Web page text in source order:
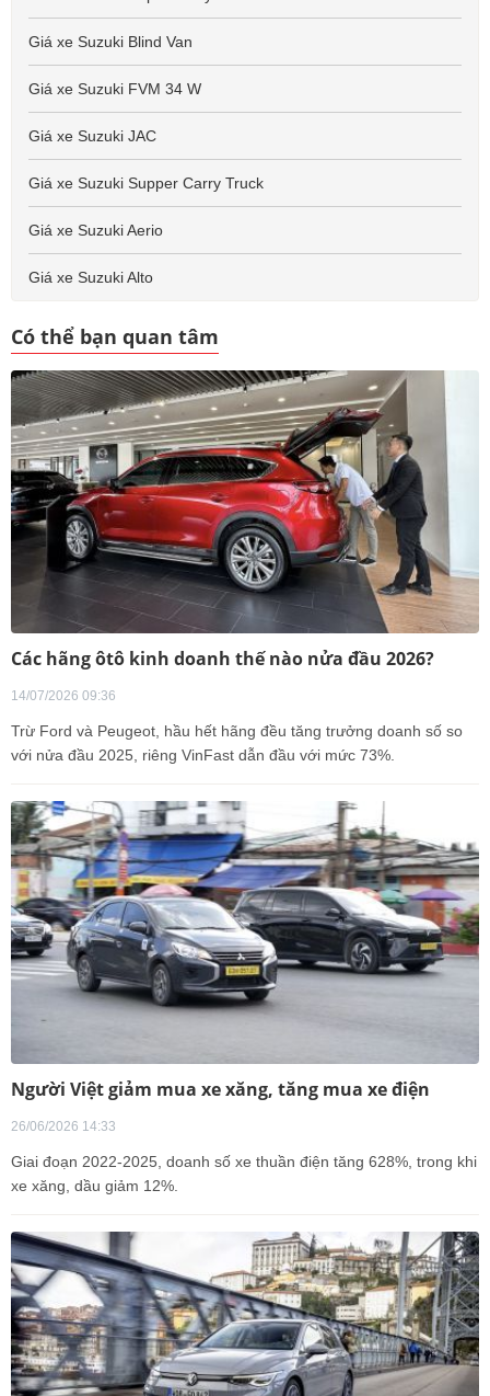
Giá xe Suzuki Blind Van
Giá xe Suzuki FVM 34 W
Giá xe Suzuki JAC
Giá xe Suzuki Supper Carry Truck
Giá xe Suzuki Aerio
Giá xe Suzuki Alto
Có thể bạn quan tâm
Các hãng ôtô kinh doanh thế nào nửa đầu 2026?
14/07/2026 09:36
Trừ Ford và Peugeot, hầu hết hãng đều tăng trưởng doanh số so
với nửa đầu 2025, riêng VinFast dẫn đầu với mức 73%.
Người Việt giảm mua xe xăng, tăng mua xe điện
26/06/2026 14:33
Giai đoạn 2022-2025, doanh số xe thuần điện tăng 628%, trong khi
xe xăng, dầu giảm 12%.